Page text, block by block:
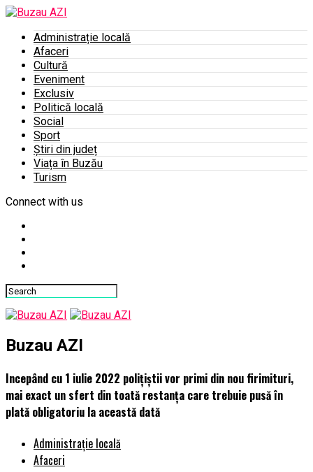
Administrație locală
Afaceri
Cultură
Eveniment
Exclusiv
Politică locală
Social
Sport
Știri din județ
Viața în Buzău
Turism
Connect with us
Buzau AZI
Incepând cu 1 iulie 2022 polițiștii vor primi din nou firimituri,
mai exact un sfert din toată restanța care trebuie pusă în
plată obligatoriu la această dată
Administrație locală
Afaceri